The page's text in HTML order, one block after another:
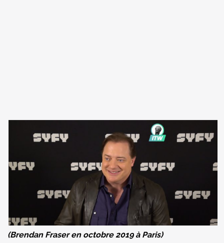
(Brendan Fraser en octobre 2019 à Paris)